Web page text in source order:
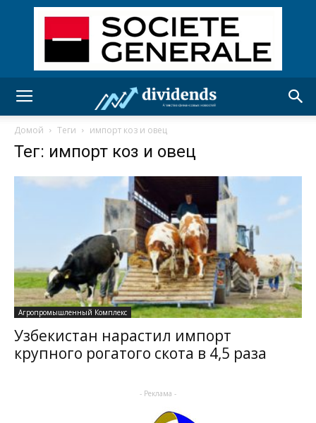
Домой Теги импорт коз и овец
Тег: импорт коз и овец
Агропромышленный Комплекс
Узбекистан нарастил импорт
крупного рогатого скота в 4,5 раза
- Реклама -